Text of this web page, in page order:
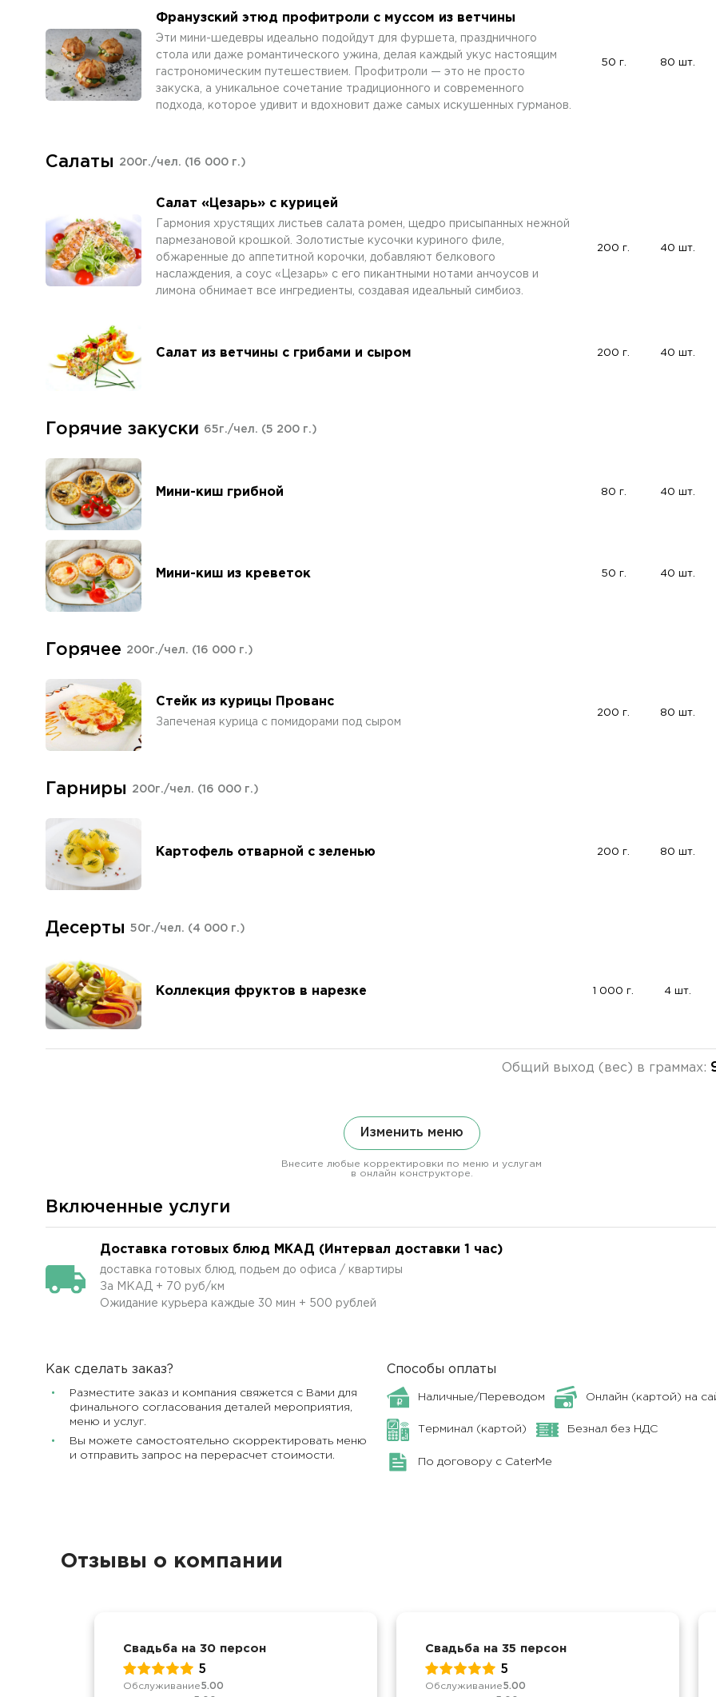
Франузский этюд профитроли с муссом из ветчины
Эти мини-шедевры идеально подойдут для фуршета, праздничного
стола или даже романтического ужина, делая каждый укус настоящим
гастрономическим путешествием. Профитроли — это не просто
закуска, а уникальное сочетание традиционного и современного
подхода, которое удивит и вдохновит даже самых искушенных гурманов.
50 г. 80 шт.
Салаты 200г./чел. (16 000 г.)
Салат «Цезарь» с курицей
Гармония хрустящих листьев салата ромен, щедро присыпанных нежной
пармезановой крошкой. Золотистые кусочки куриного филе,
обжаренные до аппетитной корочки, добавляют белкового
наслаждения, а соус «Цезарь» с его пикантными нотами анчоусов и
лимона обнимает все ингредиенты, создавая идеальный симбиоз.
200 г. 40 шт.
Салат из ветчины с грибами и сыром 200 г. 40 шт.
Горячие закуски 65г./чел. (5 200 г.)
Мини-киш грибной 80 г. 40 шт.
Мини-киш из креветок 50 г. 40 шт.
Горячее 200г./чел. (16 000 г.)
Стейк из курицы Прованс
Запеченая курица с помидорами под сыром
200 г. 80 шт.
Гарниры 200г./чел. (16 000 г.)
Картофель отварной с зеленью 200 г. 80 шт.
Десерты 50г./чел. (4 000 г.)
Коллекция фруктов в нарезке 1 000 г. 4 шт.
Общий выход (вес) в граммах:
Изменить меню
Внесите любые корректировки по меню и услугам
в онлайн конструкторе.
Включенные услуги
Доставка готовых блюд МКАД (Интервал доставки 1 час)
доставка готовых блюд, подьем до офиса / квартиры
За МКАД + 70 руб/км
Ожидание курьера каждые 30 мин + 500 рублей
Как сделать заказ?
Разместите заказ и компания свяжется с Вами для
финального согласования деталей мероприятия,
меню и услуг.
Вы можете самостоятельно скорректировать меню
и отправить запрос на перерасчет стоимости.
Способы оплаты
Наличные/Переводом Онлайн (картой) на
Терминал (картой) Безнал без НДС
По договору с CaterMe
Отзывы о компании
Свадьба на 30 персон
5
Обслуживание5.00
Свадьба на 35 персон
5
Обслуживание5.00